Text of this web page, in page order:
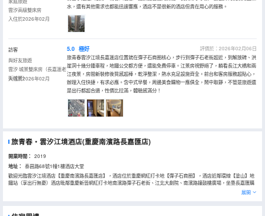
雲汐高級雙床房
入住於2026年02月
水，還有其他需求也都能迅速響應，酒店不是很新的酒店但貴在用心的服務。
訪客
與好友旅遊
雲汐·城景雙床房（長嘉滙老
街城景）
入住於2026年02月
5.0 極好
評價於：2026年02月06日
旅青春雲汐江境長嘉滙店位置就在彈子石商圈核心，步行到彈子石老街超近，到解放碑、洪
崖洞十幾分鍾車程，地鐵公交都方便，還能免費停車。江景房視野絕了，躺看長江大橋和兩
江夜景，房間新裝修後質感超棒，乾淨整潔，熱水充足設施齊全。前台和客房服務超貼心，
辦理入住快捷，有求必應。含中式早餐，周邊美食購物一應俱全，鬧中取靜，不管是旅遊還
是出行都超合適，性價比拉滿，體驗感滿分！
旅青春・雲汐江境酒店(重慶南濱路長嘉匯店)
開業時間： 2019
地址：
泰昌路68號1幢1樓酒店大堂
歡迎光臨雲汐江境酒店【重慶南濱路長嘉匯店】，酒店位於重慶網紅打卡地【彈子石商圈】，酒店近鄰環線【塗山】地
鐵站（享出行無憂）酒店毗鄰重慶新晉網紅打卡地南濱路彈子石老街、江北大劇院、南濱路鐘鼓樓廣場，坐靠長嘉匯購
物公園人氣商圈，是重慶濱江現代與傳統結合典範，集世界美食總彙、國際娛樂羣、巨幕電影、商務中心等，是重慶對
外展示的富有特色的城市資源。距離重慶熱門景區解放碑、朝天門、洪崖洞、李子壩輕軌站、南山一棵樹觀景台均在15
展開